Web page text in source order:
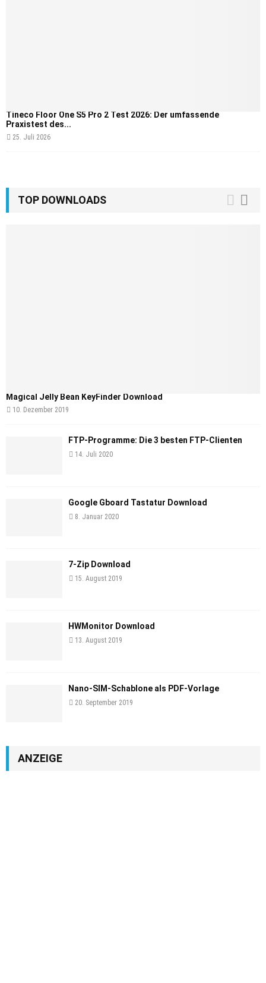
Tineco Floor One S5 Pro 2 Test 2026: Der umfassende
Praxistest des...
25. Juli 2026
TOP DOWNLOADS
Magical Jelly Bean KeyFinder Download
10. Dezember 2019
FTP-Programme: Die 3 besten FTP-Clienten
14. Juli 2020
Google Gboard Tastatur Download
8. Januar 2020
7-Zip Download
15. August 2019
HWMonitor Download
13. August 2019
Nano-SIM-Schablone als PDF-Vorlage
20. September 2019
ANZEIGE